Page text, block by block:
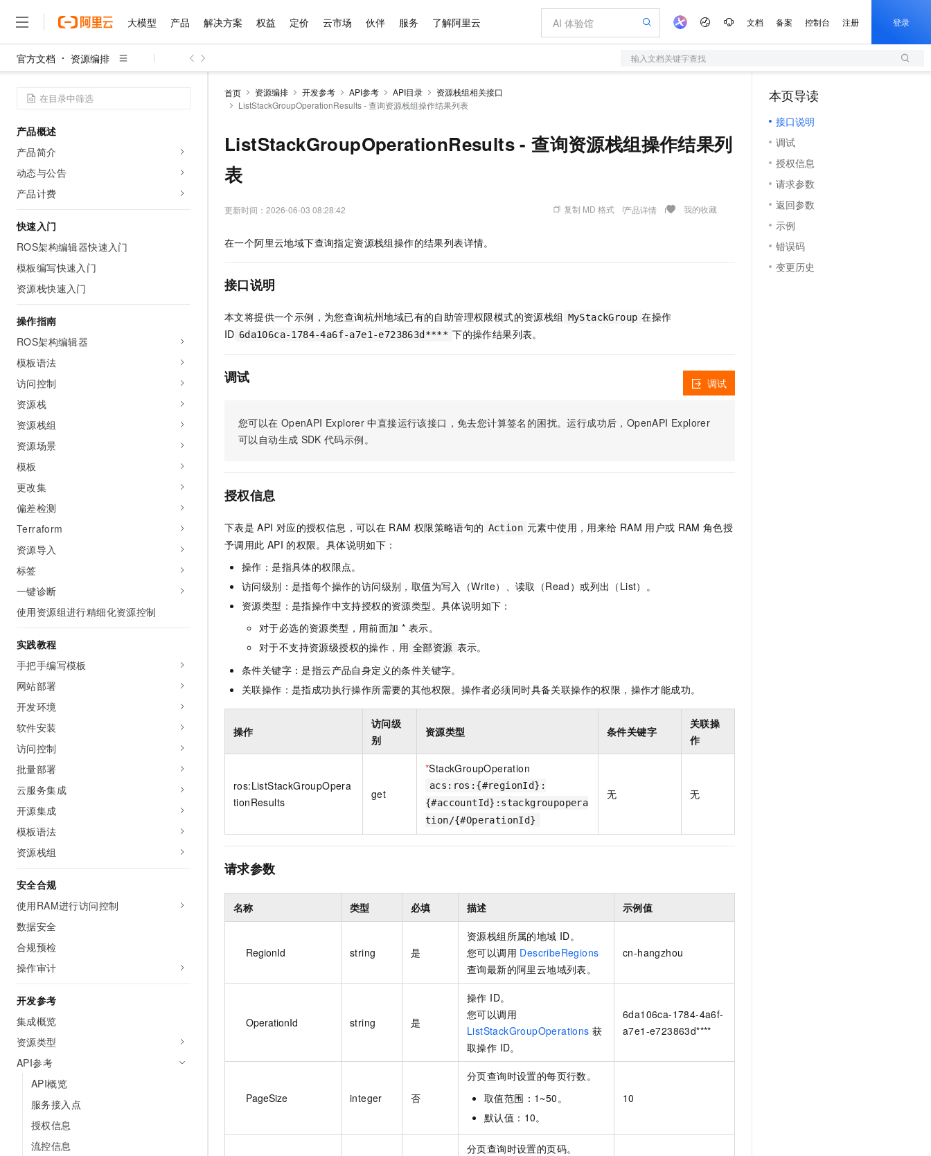
大模型 产品 解决方案 权益 定价 云市场 伙伴 服务 了解阿里云 文档 备案 控制台 注册 登录
官方文档 资源编排 输入文档关键字查找
产品概述
产品简介
动态与公告
产品计费
快速入门
ROS架构编辑器快速入门
模板编写快速入门
资源栈快速入门
操作指南
ROS架构编辑器
模板语法
访问控制
资源栈
资源栈组
资源场景
模板
更改集
偏差检测
Terraform
资源导入
标签
一键诊断
使用资源组进行精细化资源控制
实践教程
手把手编写模板
网站部署
开发环境
软件安装
访问控制
批量部署
云服务集成
开源集成
模板语法
资源栈组
安全合规
使用RAM进行访问控制
数据安全
合规预检
操作审计
开发参考
集成概览
资源类型
API参考
API概览
服务接入点
授权信息
流控信息
首页 资源编排 开发参考 API参考 API目录
资源栈组相关接口
ListStackGroupOperationResults - 查询资源栈组操作结果列表
ListStackGroupOperationResults - 查询资源栈组操作结果列
表
更新时间： 2026-06-03 08:28:42 复制 MD 格式 产品详情 我的收藏
在一个阿里云地域下查询指定资源栈组操作的结果列表详情。
接口说明
本文将提供一个示例，为您查询杭州地域已有的自助管理权限模式的资源栈组 MyStackGroup 在操作
ID 6da106ca-1784-4a6f-a7e1-e723863d**** 下的操作结果列表。
调试
您可以在 OpenAPI Explorer 中直接运行该接口，免去您计算签名的困扰。运行成功后，OpenAPI Explorer
可以自动生成 SDK 代码示例。
调试
授权信息
下表是 API 对应的授权信息，可以在 RAM 权限策略语句的 Action 元素中使用，用来给 RAM 用户或 RAM 角色授
予调用此 API 的权限。具体说明如下：
操作：是指具体的权限点。
访问级别：是指每个操作的访问级别，取值为写入（Write）、读取（Read）或列出（List）。
资源类型：是指操作中支持授权的资源类型。具体说明如下：
对于必选的资源类型，用前面加 * 表示。
对于不支持资源级授权的操作，用 全部资源 表示。
条件关键字：是指云产品自身定义的条件关键字。
关联操作：是指成功执行操作所需要的其他权限。操作者必须同时具备关联操作的权限，操作才能成功。
操作
访问级
别
资源类型 条件关键字
关联操
作
ros:ListStackGroupOpera
tionResults
get
*StackGroupOperation
acs:ros:{#regionId}:
{#accountId}:stackgroupopera
tion/{#OperationId}
无 无
请求参数
名称 类型 必填 描述 示例值
RegionId string 是
资源栈组所属的地域 ID。
您可以调用 DescribeRegions
查询最新的阿里云地域列表。
cn-hangzhou
OperationId string 是
操作 ID。
您可以调用
ListStackGroupOperations 获
取操作 ID。
6da106ca-1784-4a6f-
a7e1-e723863d****
PageSize integer 否
分页查询时设置的每页行数。
取值范围：1~50。
默认值：10。
10
分页查询时设置的页码。
本页导读
接口说明
调试
授权信息
请求参数
返回参数
示例
错误码
变更历史
大模型
千问AI平台
大模型
文本生成
Qwen3.8-Max HOT
视觉 Coding、空间感知、多模态思考等全面升级 1M上下文，专为长程任务能力而生
HappyHorse-1.1-T2V
语音识别与合成
Qwen3-TTS-Flash
大模型服务
千问AI平台-模型体验
Happy 系列大模型
快速部署 Dify，高效搭建 AI 应用
依托云原生高可用架构,实现Dify私有化部署
10 分钟在聊天系统中增加一个 AI 助手
在企业官网、通讯软件中为客户提供 AI 客服
10分钟微调：让0.6B模型媲美235B模型
即刻拥有 DeepSeek-R1 满血版
多模态数据信息提取
产品
精选产品
容器
存储
网络与CDN
安全
数据库
大数据计算
媒体服务
企业服务与云通信
域名与网站
终端用户计算
Serverless
开发工具
迁移与运维管理
精选产品
大模型服务平台百炼 大模型
千问大模型 大模型
多元化、高性能、安全可靠的大模型服务
随时随地安全接入的云上超级电脑
云解析DNS
覆盖公网/内网、递归/权威、移动APP等全场景解析服务
云原生大数据计算服务 MaxCompute
面向分析的企业级SaaS模式云数据仓库
域名与网站
对象存储 OSS
Qoder CN
云数据库 RDS
面向真实软件的智能体编程平台
轻量应用服务器
数字证书管理服务（原SSL证书）
实现全站HTTPS，呈现可信的WEB访问
短信服务
大数据开发治理平台 DataWorks
解决方案
精选解决方案
大数据
现代化应用
安全
网络
可观测
上云与迁云
企业出海
政企业务
精选解决方案
睿译宝，AI翻译排版一步到位 NEW
GLM-5.2：长任务时代开源旗舰模型
自主进化，持久记忆，越用越聪明
快速拥有专属 OpenClaw
让AI从“聊天伙伴”进化为能干活的“数字员工”
即刻拥有 DeepSeek-V4-Pro
Claude Code + GStack 打造工程团队
安装技能 GStack，拥有专属 AI 工程团队
一键部署幻兽帕鲁游戏服务器 HOT
通过阿里云百炼高效搭建AI应用,助力高效开发
Agency Agents：拥有专属领域专家
HappyHorse 打造一站式影视创作平台
漫剧工坊：一站式动画创作平台
快速生产连贯的高质量长漫剧
10 分钟搭建微信、支付宝小程序
高效部署网站，快速应用到小程序
权益 普惠上云
普惠上云 官方力荐
官方推荐返现计划
推荐新用户得奖励，单订单最高返9万
高校专属算力普惠，学生认证享300元代金券
免费试用
解决方案免费试用 新老同享
最高领取价值200元试用点，立即开启云上创新
AI 产品 免费试用
1亿+ 大模型 tokens 和 30+ 款产品免费体验
产品新客免费试用，最长12个月
助力企业全员 AI 认知与能力提升
AI 特惠
智启 AI 普惠权益
阿里云 OPC 创新助力计划
Qwen3.8-Max 首发尝鲜，限时加量 10 倍，夜间低至2折
千问办公，限时限量积分加倍
你的AI工作搭子，覆盖日常办公高频场景
Night Plan 支持 Qwen 3.8-Max NEW
夜间 5 折，Qwen/Meoo/TokenPlan 客户专享
AI 场景体验
AI 电商营销
图文、视频一站生成，高效打造优质广告素材
AI 办公
自动承接线索、识别商机，让客服更高效、服务更出色。
AI 活动
AI 生产力先锋
先锋实践拓展 AI 生产力的边界
飞天发布时刻
所见，即是所愿
AI 实训营
从基础到进阶，Agent 创客手把手教你
创新加速
定价 产品定价
了解云产品的定价详情
云上成本管理
管理和优化成本
价格计算器
自助选配和估算价格
价格优势
配置报价器
阿里云 OPC 创新助力计划
Token 补贴，五大权
益加速 OPC 成功
云市场 精选商城
网站建设
友盟天域
观测云
电子合同
Tableau 订阅
行业生态解决方案
数据与 API
数据集
企业应用
财税管理
基础软件
宝塔 Linux
CentOS
JAVA
模板建站
APP 开发
专业服务
公司注册
上云迁移
代维服务
伙伴 成为销售伙伴
分销伙伴
销售伙伴合作计划
Consulting Partner 合作计划
成为产品伙伴
产品生态集成认证中心
产品伙伴合作计划
云存储合作计划
云网络合作计划
服务生态伙伴
服务伙伴合作计划
Al MaaS 服务伙伴赋能合作
伙伴信用分合作计划
更多支持
合作伙伴培训与认证
查询合作伙伴
登录合作伙伴管理后台
服务 售前咨询
在线服务
售后服务
自助服务
短信专区
企业增值服务
企业支持计划
创新中心
阿里云认证
全部认证
训练营
开发者社区
镜像站
我要反馈
我要建议
我要投诉
了解阿里云 为什么选择阿里云
什么是云计算
安全合规
分析师报告
云开发大赛
最佳实践
云上春晚
市场活动
云栖大会
魔搭 ModelScope
云工开物
加入我们
校园招聘